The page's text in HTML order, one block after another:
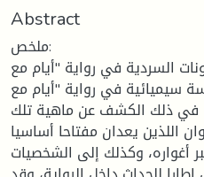
Abstract
ملخص:
السردية في رواية "أيام مع
سيميائية في رواية "أيام مع
في ذلك الكشف عن ماهية تلك
اللذين يعدان مفتاحا أساسيا
أغواره، وكذلك إلى الشخصيات